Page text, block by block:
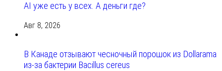
AI уже есть у всех. А деньги где?
Авг 8, 2026
В Канаде отзывают чесночный порошок из Dollarama
из-за бактерии Bacillus cereus